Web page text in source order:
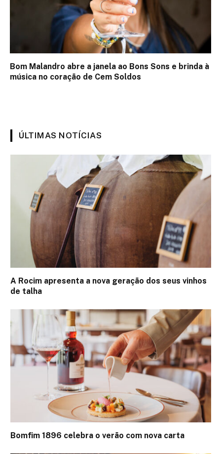
Bom Malandro abre a janela ao Bons Sons e brinda à
música no coração de Cem Soldos
ÚLTIMAS NOTÍCIAS
A Rocim apresenta a nova geração dos seus vinhos
de talha
Bomfim 1896 celebra o verão com nova carta